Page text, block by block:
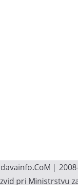
|
pri Ministrstvu